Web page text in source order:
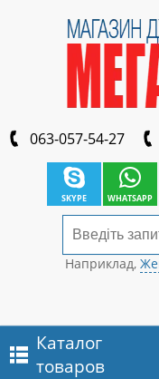
063-057-54-27
SKYPE WHATSAPP
Наприклад,
Каталог
товаров